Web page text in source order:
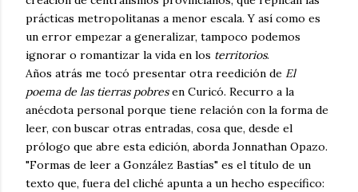
prácticas metropolitanas a menor escala. Y así como es
un error empezar a generalizar, tampoco podemos
ignorar o romantizar la vida en los territorios.
Años atrás me tocó presentar otra reedición de El
poema de las tierras pobresen Curicó. Recurro a la
anécdota personal porque tiene relación con la forma de
leer, con buscar otras entradas, cosa que, desde el
prólogo que abre esta edición, aborda Jonnathan Opazo.
"Formas de leer a González Bastías" es el título de un
texto que, fuera del cliché apunta a un hecho específico: